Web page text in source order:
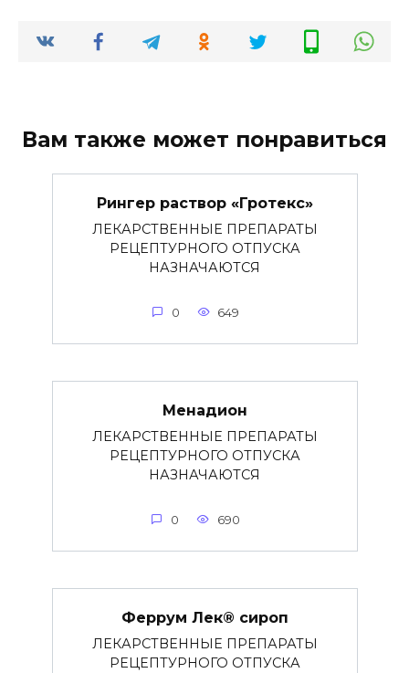
Вам также может понравиться
Рингер раствор «Гротекс»
ЛЕКАРСТВЕННЫЕ ПРЕПАРАТЫ
РЕЦЕПТУРНОГО ОТПУСКА
НАЗНАЧАЮТСЯ
0 649
Менадион
ЛЕКАРСТВЕННЫЕ ПРЕПАРАТЫ
РЕЦЕПТУРНОГО ОТПУСКА
НАЗНАЧАЮТСЯ
0 690
Феррум Лек® сироп
ЛЕКАРСТВЕННЫЕ ПРЕПАРАТЫ
РЕЦЕПТУРНОГО ОТПУСКА